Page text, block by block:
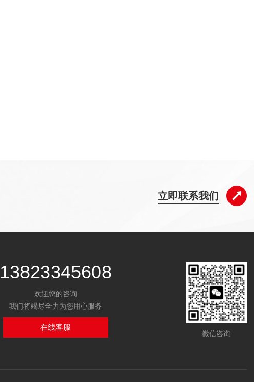
立即联系我们
13823345608
欢迎您的咨询
我们将竭尽全力为您用心服务
在线客服
微信咨询